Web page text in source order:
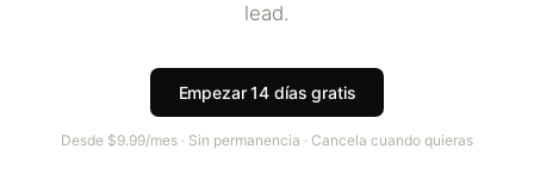
lead.
Empezar 14 días gratis
Desde $9.99/mes · Sin permanencia · Cancela cuando quieras